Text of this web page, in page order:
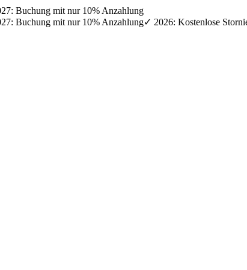
Buchung mit nur 10% Anzahlung
Buchung mit nur 10% Anzahlung✓ 2026: Kostenlose